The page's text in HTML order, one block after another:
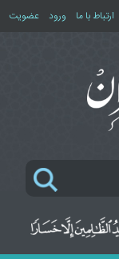
ارتباط با ما ورود عضویت